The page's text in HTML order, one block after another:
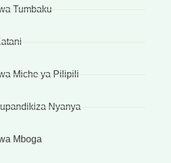
Tumbaku
Miche ya Pilipili
Nyanya
Mboga